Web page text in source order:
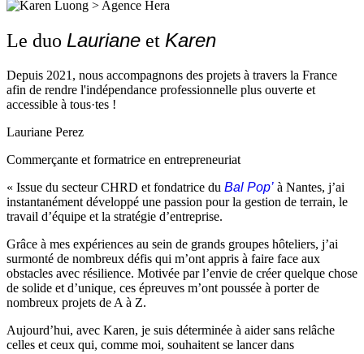
Le duo Lauriane et Karen
Depuis 2021, nous accompagnons des projets à travers la France
afin de rendre l'indépendance professionnelle plus ouverte et
accessible à tous·tes !
Lauriane Perez
Commerçante et formatrice en entrepreneuriat
« Issue du secteur CHRD et fondatrice du Bal Pop’ à Nantes, j’ai
instantanément développé une passion pour la gestion de terrain, le
travail d’équipe et la stratégie d’entreprise.
Grâce à mes expériences au sein de grands groupes hôteliers, j’ai
surmonté de nombreux défis qui m’ont appris à faire face aux
obstacles avec résilience. Motivée par l’envie de créer quelque chose
de solide et d’unique, ces épreuves m’ont poussée à porter de
nombreux projets de A à Z.
Aujourd’hui, avec Karen, je suis déterminée à aider sans relâche
celles et ceux qui, comme moi, souhaitent se lancer dans